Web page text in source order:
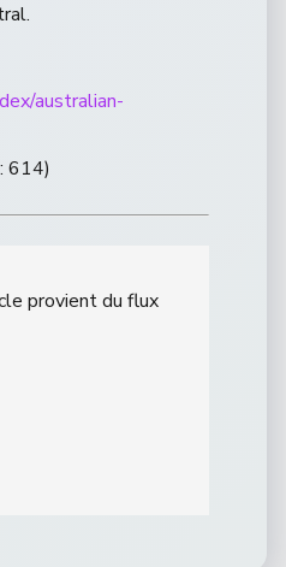
australian-
614)
provient du flux